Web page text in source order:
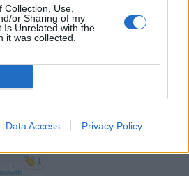
Use,
or Sharing of my
Is Unrelated with the
it was collected.
Data Access Privacy Policy
1